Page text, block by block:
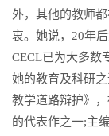
外，其他的教师
衷。她说，20年
CECL已为大多数
她的教育及科研
教学道路辩护》
的代表作之一;主